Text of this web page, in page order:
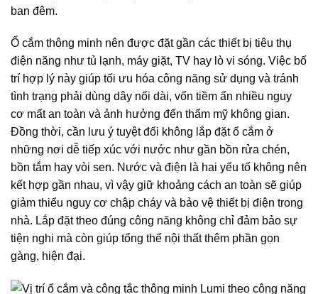
ban đêm.
Ổ cắm thông minh nên được đặt gần các thiết bị tiêu thụ
điện năng như tủ lạnh, máy giặt, TV hay lò vi sóng. Việc bố
trí hợp lý này giúp tối ưu hóa công năng sử dụng và tránh
tình trạng phải dùng dây nối dài, vốn tiềm ẩn nhiều nguy
cơ mất an toàn và ảnh hưởng đến thẩm mỹ không gian.
Đồng thời, cần lưu ý tuyệt đối không lắp đặt ổ cắm ở
những nơi dễ tiếp xúc với nước như gần bồn rửa chén,
bồn tắm hay vòi sen. Nước và điện là hai yếu tố không nên
kết hợp gần nhau, vì vậy giữ khoảng cách an toàn sẽ giúp
giảm thiểu nguy cơ chập cháy và bảo vệ thiết bị điện trong
nhà. Lắp đặt theo đúng công năng không chỉ đảm bảo sự
tiện nghi mà còn giúp tổng thể nội thất thêm phần gọn
gàng, hiện đại.